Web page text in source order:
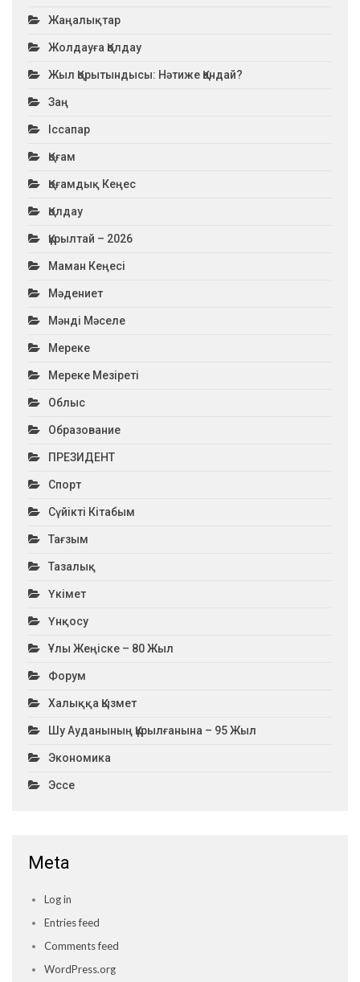
Жаңалықтар
Жолдауға Қолдау
Жыл Қорытындысы: Нәтиже Қандай?
Заң
Іссапар
Қоғам
Қоғамдық Кеңес
Қолдау
Құрылтай – 2026
Маман Кеңесі
Мәдениет
Мәнді Мәселе
Мереке
Мереке Мезіреті
Облыс
Образование
ПРЕЗИДЕНТ
Спорт
Сүйікті Кітабым
Тағзым
Тазалық
Үкімет
Үнқосу
Ұлы Жеңіске – 80 Жыл
Форум
Халыққа Қызмет
Шу Ауданының Құрылғанына – 95 Жыл
Экономика
Эссе
Meta
Log in
Entries feed
Comments feed
WordPress.org